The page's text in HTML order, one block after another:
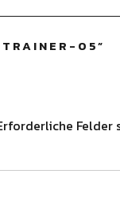
05”
Felder